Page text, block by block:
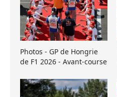
Photos - GP de Hongrie
de F1 2026 - Avant-course